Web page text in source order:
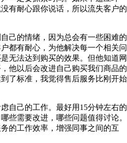
有耐心跟你说话，所以流失客户的
的情绪，因为总会有一些困难的
都有耐心，为他解决每一个相关问
无法达到购买的效果。但他知道网
他以后会改进自己购买我们商品的
了标准，我觉得售后服务比刚开始
己的工作。最好用15分钟左右的
些需要改进，哪些问题值得讨论。
的工作效率，增强同事之间的互